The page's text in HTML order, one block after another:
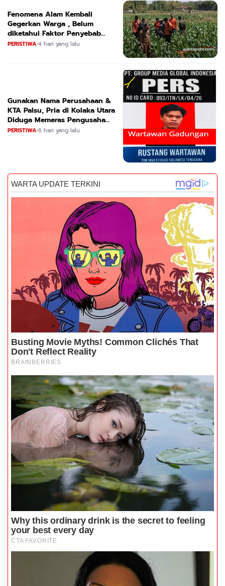
Fenomena Alam Kembali
Gegerkan Warga , Belum
diketahui Faktor Penyebab
Suara
PERISTIWA•4 hari yang lalu
Gunakan Nama Perusahaan &
KTA Palsu, Pria di Kolaka Utara
Diduga Memeras Pengusaha
Tambang dan Minyak
PERISTIWA•6 hari yang lalu